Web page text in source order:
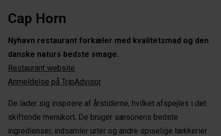
Cap Horn
Nyhavn restaurant forkæler med kvalitetsmad og den
danske naturs bedste smage.
Restaurant website
Anmeldelse på TripAdvisor
De lader sig inspirere af årstiderne, hvilket afspejles i det
skiftende menukort. De bruger sæsonens bedste
ingredienser, indsamler urter og andre spiselige lækkerier